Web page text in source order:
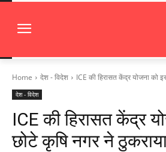
Home देश - विदेश ICE की हिरासत केंद्र योजना को
देश - विदेश
ICE की हिरासत केंद्र
छोटे कृषि नगर ने